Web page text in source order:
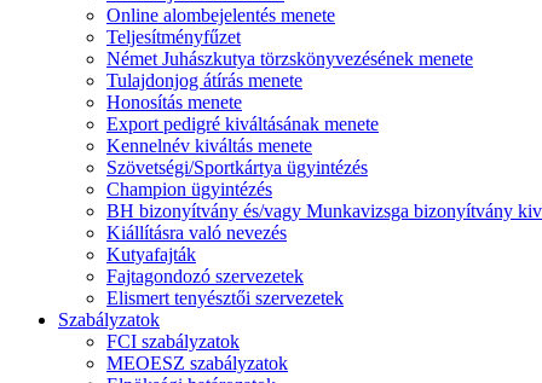
Online alombejelentés menete
Teljesítményfűzet
Német Juhászkutya törzskönyvezésének menete
Tulajdonjog átírás menete
Honosítás menete
Export pedigré kiváltásának menete
Kennelnév kiváltás menete
Szövetségi/Sportkártya ügyintézés
Champion ügyintézés
BH bizonyítvány és/vagy Munkavizsga bizonyítvány
Kiállításra való nevezés
Kutyafajták
Fajtagondozó szervezetek
Elismert tenyésztői szervezetek
Szabályzatok
FCI szabályzatok
MEOESZ szabályzatok